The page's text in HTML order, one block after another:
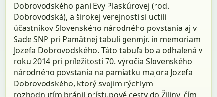
Dobrovodského pani Evy Plaskúrovej (rod.
Dobrovodská), a širokej verejnosti si uctili
účastníkov Slovenského národného povstania aj v
Sade SNP pri Pamätnej tabuli genmjr. in memoriam
Jozefa Dobrovodského. Táto tabuľa bola odhalená v
roku 2014 pri príležitosti 70. výročia Slovenského
národného povstania na pamiatku majora Jozefa
Dobrovodského, ktorý svojim rýchlym
rozhodnutím bránil prístupové cesty do Žiliny, čím